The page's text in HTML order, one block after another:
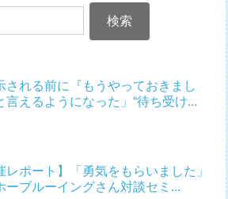
される前に『もうやっておきまし
言えるようになった」“待ち受け...
レポート】「勇気をもらいました」
ーブルーイングさん対談セミ...